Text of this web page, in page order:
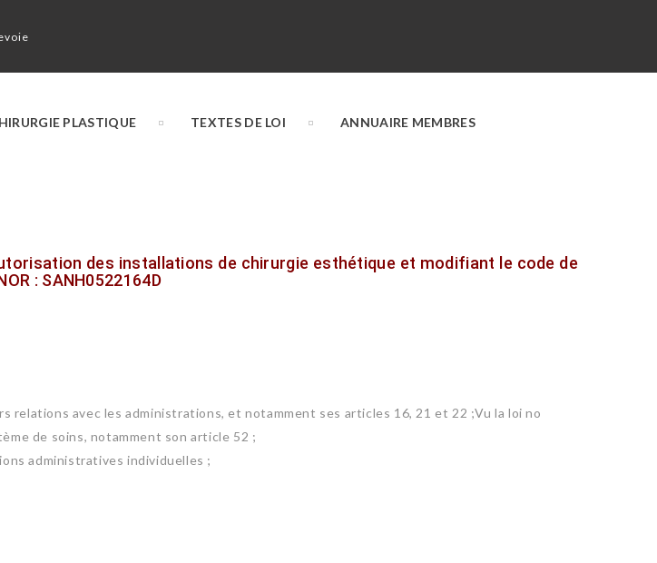
PLASTIQUE TEXTES DE LOI ANNUAIRE MEMBRES
des installations de chirurgie esthétique et modifiant le code de
: SANH0522164D
relations avec les administrations, et notamment ses articles 16, 21 et 22 ;Vu la loi no
de soins, notamment son article 52 ;
administratives individuelles ;